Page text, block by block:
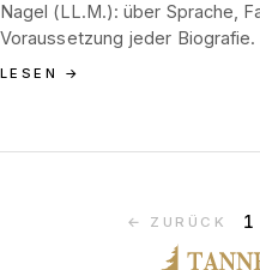
Nagel (LL.M.): über Sprache,
Voraussetzung jeder
Manufaktur, deren Boden der
LESEN →
← ZURÜCK 1